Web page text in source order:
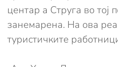
центар а Струга во тој
занемарена. На ова
туристичките